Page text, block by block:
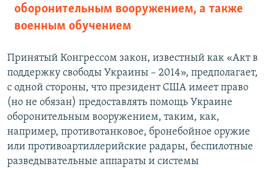
оборонительным вооружением, а также
военным обучением
Принятый Конгрессом закон, известный как «Акт в
поддержку свободы Украины – 2014», предполагает,
с одной стороны, что президент США имеет право
(но не обязан) предоставлять помощь Украине
оборонительным вооружением, таким, как,
например, противотанковое, бронебойное оружие
или противоартиллерийские радары, беспилотные
разведывательные аппараты и системы